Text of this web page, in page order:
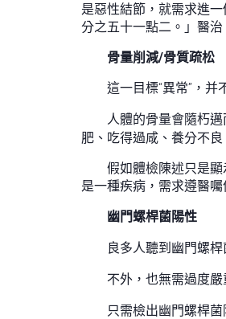
是惡性結節，就需求進
分之五十一點二。」醫治
骨量削減/骨質疏松
這一目標“異常”，
人體的骨量會隨朽
肥、吃得過咸、養分不
假如體檢陳述只是
是一種疾病，需求遵醫囑
幽門螺桿菌陽性
良多人聽到幽門螺
不外，也無需過度
只需檢出幽門螺桿